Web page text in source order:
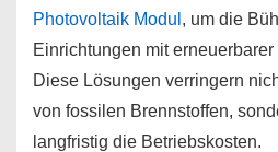
Photovoltaik Modul , um die
Einrichtungen mit
Diese Lösungen verringern
von fossilen Brennstoffen,
langfristig die Betriebskosten.